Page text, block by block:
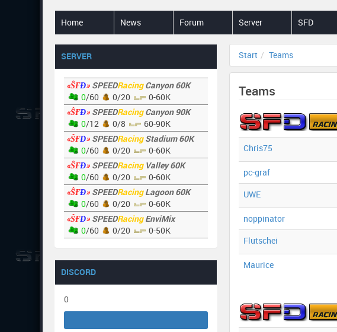
Home News Forum Server SFD
SERVER
«ŜҒĐ» SPEEDRacingCanyon 60K
0/60 0/20
0-60K
«ŜҒĐ» SPEEDRacingCanyon 90K
0/12 0/8
60-90K
«ŜҒĐ» SPEEDRacingStadium 60K
0/60 0/20
0-60K
«ŜҒĐ» SPEEDRacingValley 60K
0/60 0/20
0-60K
«ŜҒĐ» SPEEDRacingLagoon 60K
0/60 0/20
0-60K
«ŜҒĐ» SPEEDRacingEnviMix
0/60 0/20 0-50K
DISCORD
0
Start Teams
Teams
Chris75
pc-graf
UWE
noppinator
Flutschei
Maurice